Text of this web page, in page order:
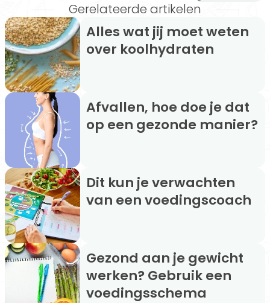
Gerelateerde artikelen
Alles wat jij moet weten
over koolhydraten
Afvallen, hoe doe je dat
op een gezonde manier?
Dit kun je verwachten
van een voedingscoach
Gezond aan je gewicht
werken? Gebruik een
voedingsschema